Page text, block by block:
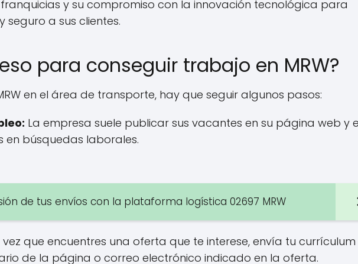
y su compromiso con la innovación tecnológica para
seguro a sus clientes.
para conseguir trabajo en MRW?
en el área de transporte, hay que seguir algunos pasos:
La empresa suele publicar sus vacantes en su página web y
búsquedas laborales.
de tus envíos con la plataforma logística 02697 MRW
vez que encuentres una oferta que te interese, envía tu currículum
de la página o correo electrónico indicado en la oferta.